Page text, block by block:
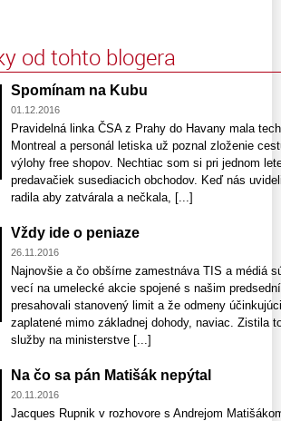
od tohto blogera
Spomínam na Kubu
01.12.2016
Pravidelná linka ČSA z Prahy do Havany mala
Montreal a personál letiska už poznal zloženie
výlohy free shopov. Nechtiac som si pri jednom
predavačiek susediacich obchodov. Keď nás
radila aby zatvárala a nečkala, [...]
Vždy ide o peniaze
26.11.2016
Najnovšie a čo obšírne zamestnáva TIS a médiá
vecí na umelecké akcie spojené s našim
presahovali stanovený limit a že odmeny
zaplatené mimo základnej dohody, naviac. Zistila
služby na ministerstve [...]
Na čo sa pán Matišák nepýtal
20.11.2016
Jacques Rupnik v rozhovore s Andrejom